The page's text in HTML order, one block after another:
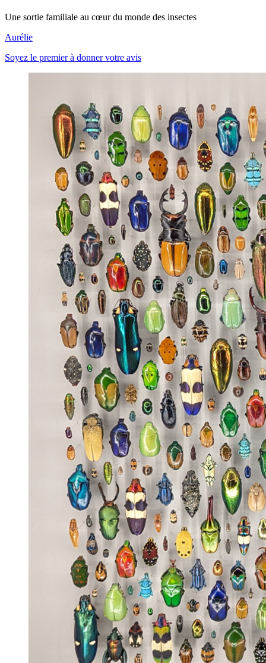
Une sortie familiale au cœur du monde des insectes
Aurélie
Soyez le premier à donner votre avis